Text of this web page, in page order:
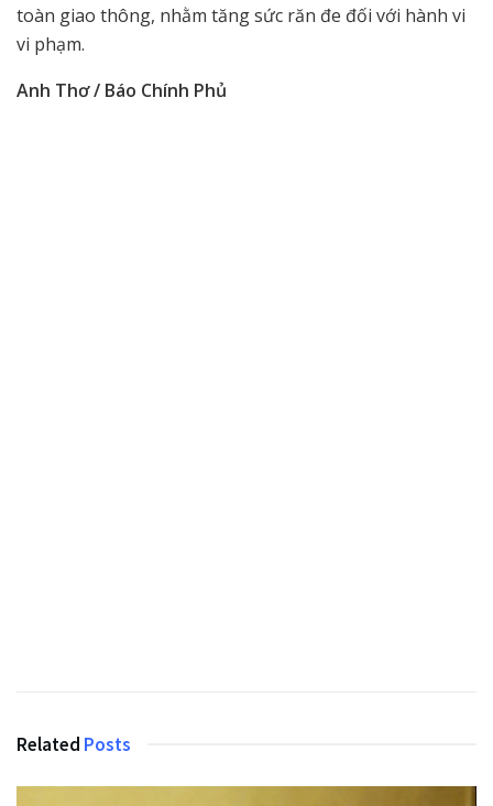
toàn giao thông, nhằm tăng sức răn đe đối với hành vi
vi phạm.
Anh Thơ / Báo Chính Phủ
Related Posts